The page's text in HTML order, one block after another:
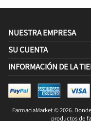
CHICCO
AFTER BITE
7,95 € 5,15 €
NUESTRA EMPRESA
SU CUENTA
INFORMACIÓN DE LA
FarmaciaMarket © 2026.
productos de